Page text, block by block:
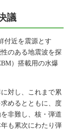
議
付近を震源とす
のある地震波を探
）搭載用の水爆
対し、これまで累
めるとともに、度
非難し、核・弾道
も累次にわたり弾